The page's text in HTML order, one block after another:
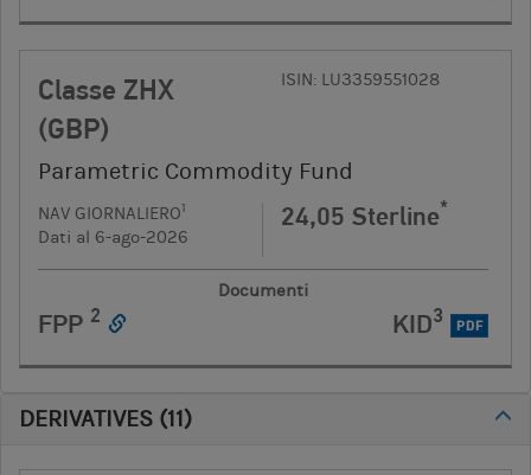
Classe ZHX
(GBP)
ISIN: LU3359551028
Parametric Commodity Fund
NAV GIORNALIERO1
Dati al 6-ago-2026
24,05 Sterline*
Documenti
FPP 2 KID3 PDF
DERIVATIVES (11)